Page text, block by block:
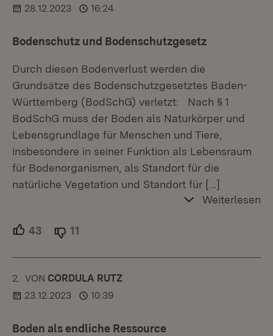
28.12.2023
16:24
Bodenschutz und Bodenschutzgesetz
Durch diesen Bodenverlust werden die
Grundsätze des Bodenschutzgesetztes Baden-
Württemberg (BodSchG) verletzt: Nach § 1
BodSchG muss der Boden als Naturkörper und
Lebensgrundlage für Menschen und Tiere,
insbesondere in seiner Funktion als Lebensraum
für Bodenorganismen, als Standort für die
natürliche Vegetation und Standort für […]
Weiterlesen
43 Unterstützer.
11
2. KOMMENTAR
VON :CORDULA RUTZ
23.12.2023
10:39
Boden als endliche Ressource